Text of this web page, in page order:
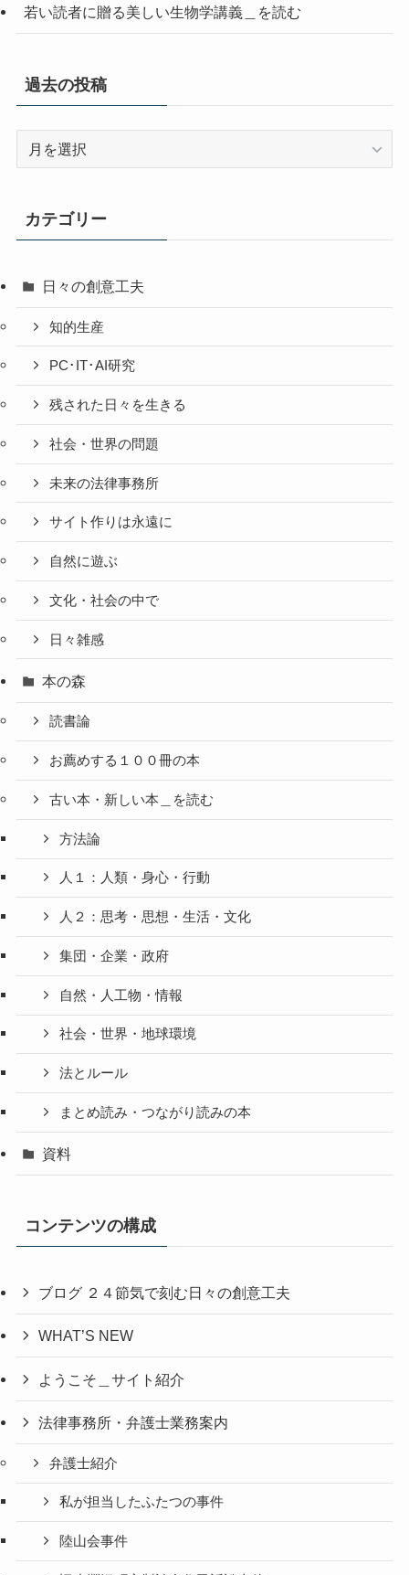
若い読者に贈る美しい生物学講義＿を読む
過去の投稿
稿
カテゴリー
日々の創意工夫
知的生産
PC･IT･AI研究
残された日々を生きる
社会・世界の問題
未来の法律事務所
サイト作りは永遠に
自然に遊ぶ
文化・社会の中で
日々雑感
本の森
読書論
お薦めする１００冊の本
古い本・新しい本＿を読む
方法論
人１：人類・身心・行動
人２：思考・思想・生活・文化
集団・企業・政府
自然・人工物・情報
社会・世界・地球環境
法とルール
まとめ読み・つながり読みの本
資料
コンテンツの構成
ブログ ２４節気で刻む日々の創意工夫
WHAT’S NEW
ようこそ＿サイト紹介
法律事務所・弁護士業務案内
弁護士紹介
私が担当したふたつの事件
陸山会事件